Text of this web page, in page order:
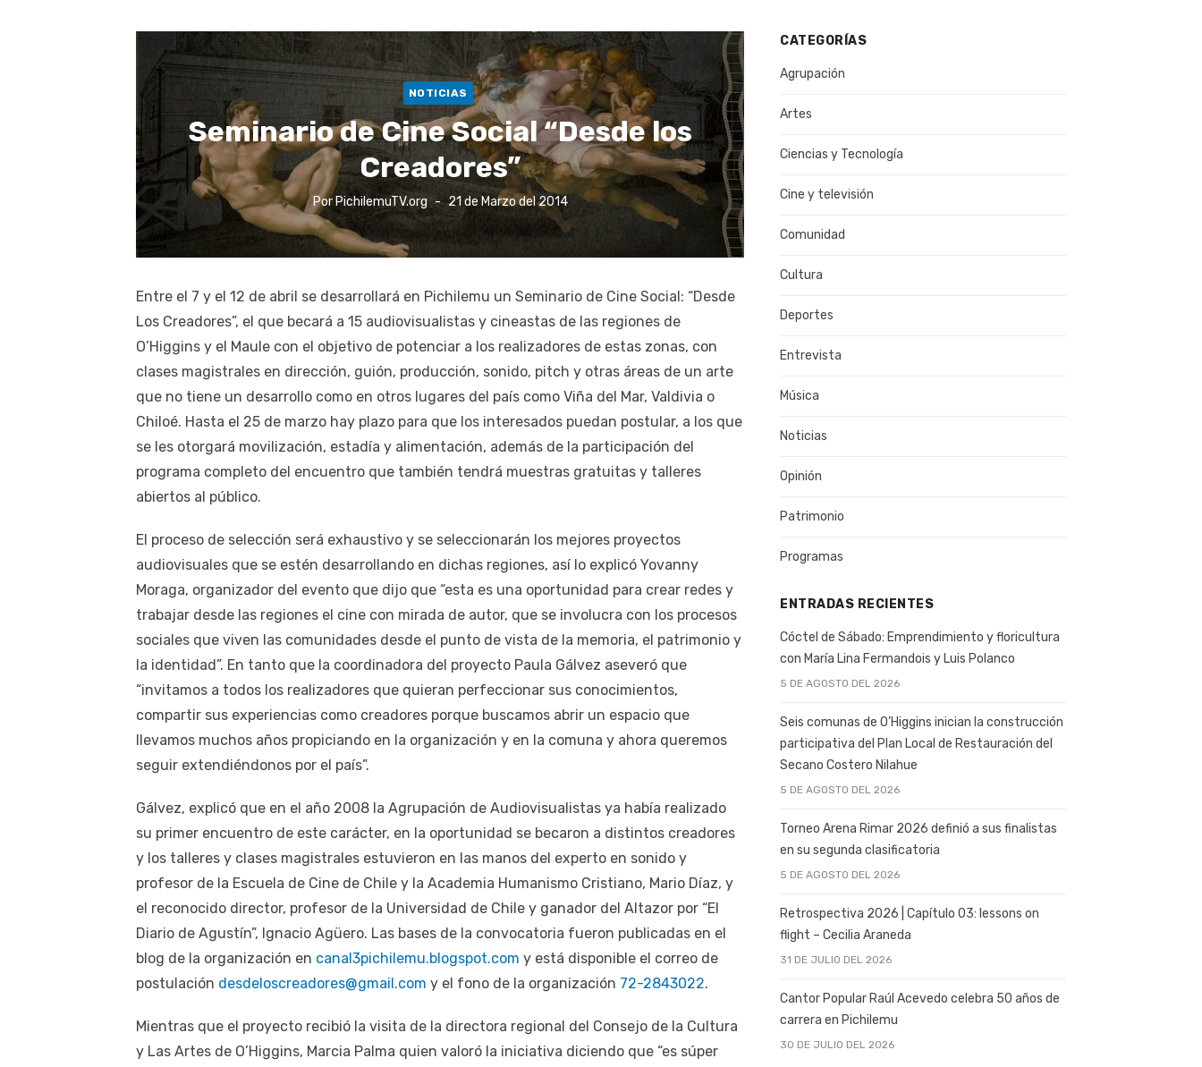
NOTICIAS
Seminario de Cine Social “Desde los
Creadores”
PorPichilemuTV.org
Publicado
el
21 de Marzo del 2014
Entre el 7 y el 12 de abril se desarrollará en Pichilemu un Seminario de Cine Social: “Desde
Los Creadores”, el que becará a 15 audiovisualistas y cineastas de las regiones de
O’Higgins y el Maule con el objetivo de potenciar a los realizadores de estas zonas, con
clases magistrales en dirección, guión, producción, sonido, pitch y otras áreas de un arte
que no tiene un desarrollo como en otros lugares del país como Viña del Mar, Valdivia o
Chiloé. Hasta el 25 de marzo hay plazo para que los interesados puedan postular, a los que
se les otorgará movilización, estadía y alimentación, además de la participación del
programa completo del encuentro que también tendrá muestras gratuitas y talleres
abiertos al público.
El proceso de selección será exhaustivo y se seleccionarán los mejores proyectos
audiovisuales que se estén desarrollando en dichas regiones, así lo explicó Yovanny
Moraga, organizador del evento que dijo que “esta es una oportunidad para crear redes y
trabajar desde las regiones el cine con mirada de autor, que se involucra con los procesos
sociales que viven las comunidades desde el punto de vista de la memoria, el patrimonio y
la identidad”. En tanto que la coordinadora del proyecto Paula Gálvez aseveró que
“invitamos a todos los realizadores que quieran perfeccionar sus conocimientos,
compartir sus experiencias como creadores porque buscamos abrir un espacio que
llevamos muchos años propiciando en la organización y en la comuna y ahora queremos
seguir extendiéndonos por el país”.
Gálvez, explicó que en el año 2008 la Agrupación de Audiovisualistas ya había realizado
su primer encuentro de este carácter, en la oportunidad se becaron a distintos creadores
y los talleres y clases magistrales estuvieron en las manos del experto en sonido y
profesor de la Escuela de Cine de Chile y la Academia Humanismo Cristiano, Mario Díaz, y
el reconocido director, profesor de la Universidad de Chile y ganador del Altazor por “El
Diario de Agustín”, Ignacio Agüero. Las bases de la convocatoria fueron publicadas en el
blog de la organización en canal3pichilemu.blogspot.com y está disponible el correo de
postulación desdeloscreadores@gmail.com y el fono de la organización 72-2843022.
Mientras que el proyecto recibió la visita de la directora regional del Consejo de la Cultura
y Las Artes de O’Higgins, Marcia Palma quien valoró la iniciativa diciendo que “es súper
CATEGORÍAS
Agrupación
Artes
Ciencias y Tecnología
Cine y televisión
Comunidad
Cultura
Deportes
Entrevista
Música
Noticias
Opinión
Patrimonio
Programas
ENTRADAS RECIENTES
Cóctel de Sábado: Emprendimiento y floricultura
con María Lina Fermandois y Luis Polanco
5 DE AGOSTO DEL 2026
Seis comunas de O’Higgins inician la construcción
participativa del Plan Local de Restauración del
Secano Costero Nilahue
5 DE AGOSTO DEL 2026
Torneo Arena Rimar 2026 definió a sus finalistas
en su segunda clasificatoria
5 DE AGOSTO DEL 2026
Retrospectiva 2026 | Capítulo 03: lessons on
flight – Cecilia Araneda
31 DE JULIO DEL 2026
Cantor Popular Raúl Acevedo celebra 50 años de
carrera en Pichilemu
30 DE JULIO DEL 2026